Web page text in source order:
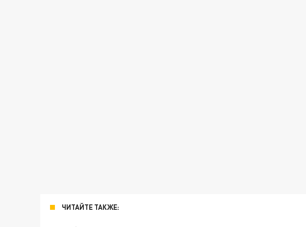
ЧИТАЙТЕ ТАКЖЕ: